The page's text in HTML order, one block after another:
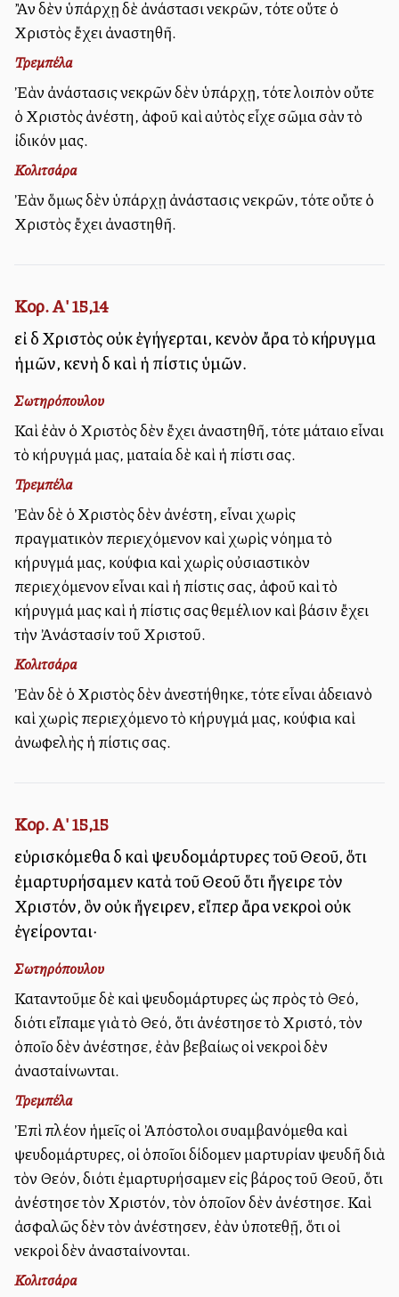
Ἂν δὲν ὑπάρχῃ δὲ ἀνάστασι νεκρῶν, τότε οὔτε ὁ
Χριστὸς ἔχει ἀναστηθῆ.
Τρεμπέλα
Ἐὰν ἀνάστασις νεκρῶν δὲν ὑπάρχῃ, τότε λοιπὸν οὔτε
ὁ Χριστὸς ἀνέστη, ἀφοῦ καὶ αὐτὸς εἶχε σῶμα σὰν τὸ
ἰδικόν μας.
Κολιτσάρα
Ἐὰν ὅμως δὲν ὑπάρχῃ ἀνάστασις νεκρῶν, τότε οὔτε ὁ
Χριστὸς ἔχει ἀναστηθῆ.
Κορ. Α' 15,14
εἰ δὲ Χριστὸς οὐκ ἐγήγερται, κενὸν ἄρα τὸ κήρυγμα
ἡμῶν, κενὴ δὲ καὶ ἡ πίστις ὑμῶν.
Σωτηρόπουλου
Καὶ ἐὰν ὁ Χριστὸς δὲν ἔχει ἀναστηθῆ, τότε μάταιο εἶναι
τὸ κήρυγμά μας, ματαία δὲ καὶ ἡ πίστι σας.
Τρεμπέλα
Ἐὰν δὲ ὁ Χριστὸς δὲν ἀνέστη, εἶναι χωρὶς
πραγματικὸν περιεχόμενον καὶ χωρὶς νόημα τὸ
κήρυγμά μας, κούφια καὶ χωρὶς οὐσιαστικὸν
περιεχόμενον εἶναι καὶ ἡ πίστις σας, ἀφοῦ καὶ τὸ
κήρυγμά μας καὶ ἡ πίστις σας θεμέλιον καὶ βάσιν ἔχει
τὴν Ἀνάστασίν τοῦ Χριστοῦ.
Κολιτσάρα
Ἐὰν δὲ ὁ Χριστὸς δὲν ἀνεστήθηκε, τότε εἶναι ἀδειανὸ
καὶ χωρὶς περιεχόμενο τὸ κήρυγμά μας, κούφια καὶ
ἀνωφελὴς ἡ πίστις σας.
Κορ. Α' 15,15
εὑρισκόμεθα δὲ καὶ ψευδομάρτυρες τοῦ Θεοῦ, ὅτι
ἐμαρτυρήσαμεν κατὰ τοῦ Θεοῦ ὅτι ἤγειρε τὸν
Χριστόν, ὃν οὐκ ἤγειρεν, εἴπερ ἄρα νεκροὶ οὐκ
ἐγείρονται·
Σωτηρόπουλου
Καταντοῦμε δὲ καὶ ψευδομάρτυρες ὡς πρὸς τὸ Θεό,
διότι εἴπαμε γιὰ τὸ Θεό, ὅτι ἀνέστησε τὸ Χριστό, τὸν
ὁποῖο δὲν ἀνέστησε, ἐὰν βεβαίως οἱ νεκροὶ δὲν
ἀνασταίνωνται.
Τρεμπέλα
Ἐπὶ πλέον ἡμεῖς οἱ Ἀπόστολοι συλλαμβανόμεθα καὶ
ψευδομάρτυρες, οἱ ὁποῖοι δίδομεν μαρτυρίαν ψευδῆ διὰ
τὸν Θεόν, διότι ἐμαρτυρήσαμεν εἰς βάρος τοῦ Θεοῦ, ὅτι
ἀνέστησε τὸν Χριστόν, τὸν ὁποῖον δὲν ἀνέστησε. Καὶ
ἀσφαλῶς δὲν τὸν ἀνέστησεν, ἐὰν ὑποτεθῇ, ὅτι οἱ
νεκροὶ δὲν ἀνασταίνονται.
Κολιτσάρα